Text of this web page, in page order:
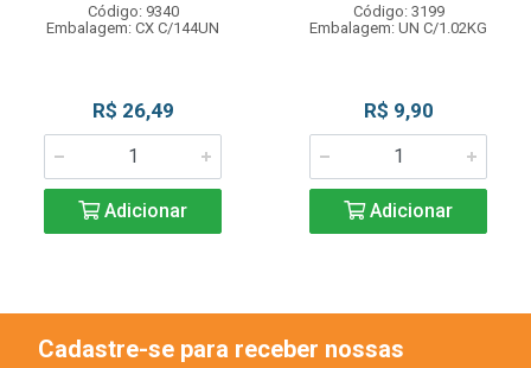
Código: 9340
Embalagem: CX C/144UN
R$ 26,49
Adicionar
Código: 3199
Embalagem: UN C/1.02KG
R$ 9,90
Adicionar
Cadastre-se para receber nossas